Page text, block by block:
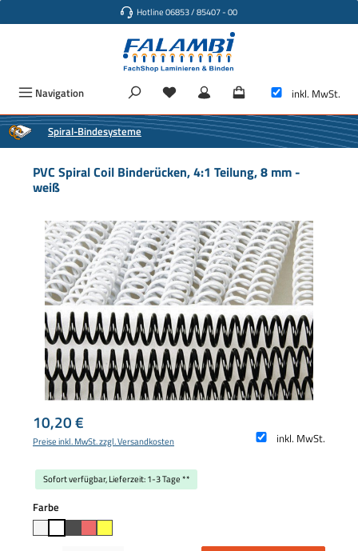
Hotline 06853 / 85407 - 00
Navigation inkl. MwSt.
Spiral-Bindesysteme
PVC Spiral Coil Binderücken, 4:1 Teilung, 8 mm -
weiß
Bildergalerie überspringen
Regulärer Preis:
10,20 €
inkl. MwSt.
Preise inkl. MwSt. zzgl. Versandkosten
Sofort verfügbar, Lieferzeit: 1-3 Tage **
Farbe